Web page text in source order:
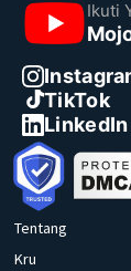
Ikuti
TikTok
LinkedIn
Tentang
Kru